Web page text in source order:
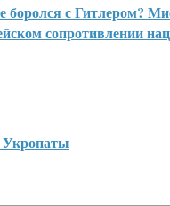
боролся с Гитлером?
сопротивлении